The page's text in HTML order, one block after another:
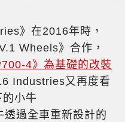
》在2016年時，
Wheels》合作，
4》為基礎的改裝
Industries又再度看
小牛
透過全車重新設計的